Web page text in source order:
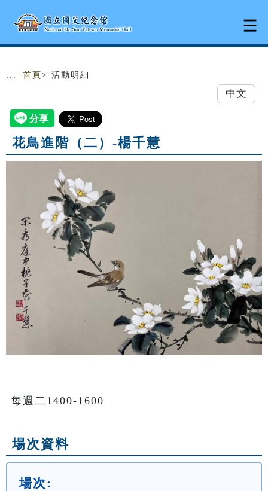
::: 首頁 > 活動明細
中文
花鳥進階（二）-楊千慧
每週二1400-1600
場次資料
場次: